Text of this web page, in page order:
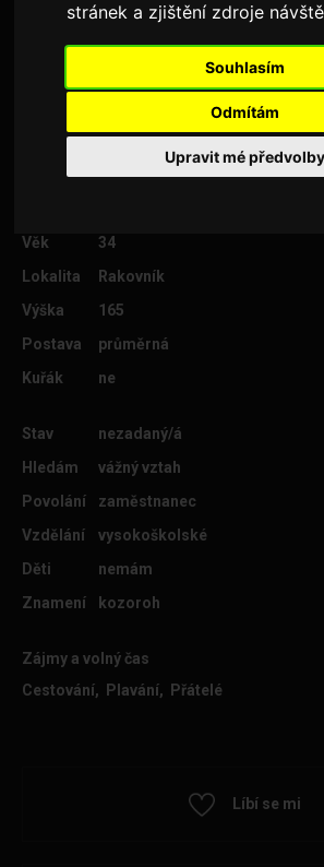
stránek a zjištění zdroje
Souhlasím
Odmítám
Upravit mé předvolby
ciky
Jsem holka, která hledá akčního
ráda výlety do přírody i do
tancuju, plavu, miluju letní večery
Věk
34
Lokalita
Rakovník
Výška
165
Postava
průměrná
Kuřák
ne
Stav
nezadaný/á
Hledám
vážný vztah
Povolání
zaměstnanec
Vzdělání
vysokoškolské
Děti
nemám
Znamení
kozoroh
Zájmy a volný čas
Cestování, Plavání, Přátelé
Líbí se mi